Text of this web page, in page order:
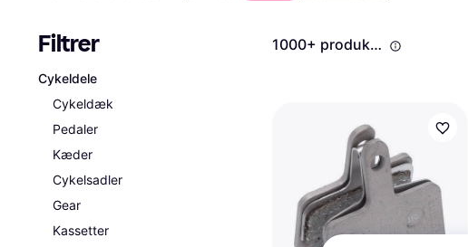
Filtrer
Cykeldele
Cykeldæk
Pedaler
Kæder
Cykelsadler
Gear
Kassetter
1000+ produkter